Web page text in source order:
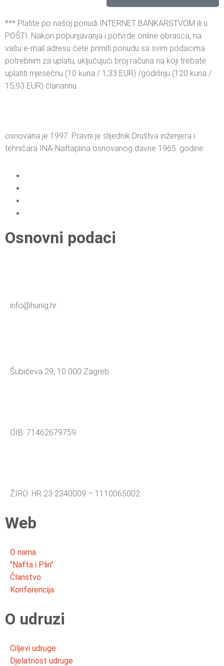
*** Platite po našoj ponudi INTERNET BANKARSTVOM ili u
POŠTI. Nakon popunjavanja i potvrde online obrasca, na
vašu e-mail adresu ćete primiti ponudu sa svim podacima
potrebnim za uplatu, uključujući broj računa na koji trebate
uplatiti mjesečnu (10 kuna / 1,33 EUR) /godišnju (120 kuna /
15,93 EUR) članarinu.
osnovana je 1997. Pravni je slijednik Društva inženjera i
tehničara INA-Naftaplina osnovanog davne 1965. godine.
Osnovni podaci
info@hunig.hr
Šubićeva 29, 10 000 Zagreb
OIB: 71462679759
ŽIRO: HR 23 2340009 – 1110065002
Web
O nama
"Nafta i Plin"
Članstvo
Konferencija
O udruzi
Ciljevi udruge
Djelatnost udruge